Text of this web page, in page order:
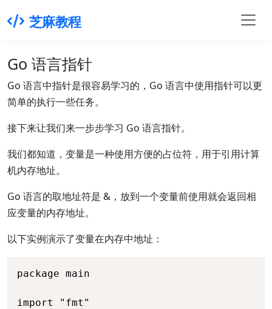
芝麻教程
Go 语言指针
Go 语言中指针是很容易学习的，Go 语言中使用指针可以更
简单的执行一些任务。
接下来让我们来一步步学习 Go 语言指针。
我们都知道，变量是一种使用方便的占位符，用于引用计算
机内存地址。
Go 语言的取地址符是 &，放到一个变量前使用就会返回相
应变量的内存地址。
以下实例演示了变量在内存中地址：
package main
import "fmt"